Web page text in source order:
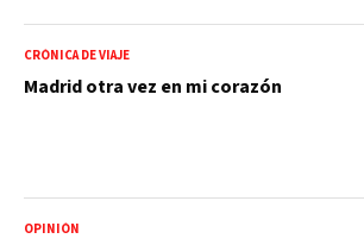
CRÓNICA DE VIAJE
Madrid otra vez en mi corazón
OPINIÓN